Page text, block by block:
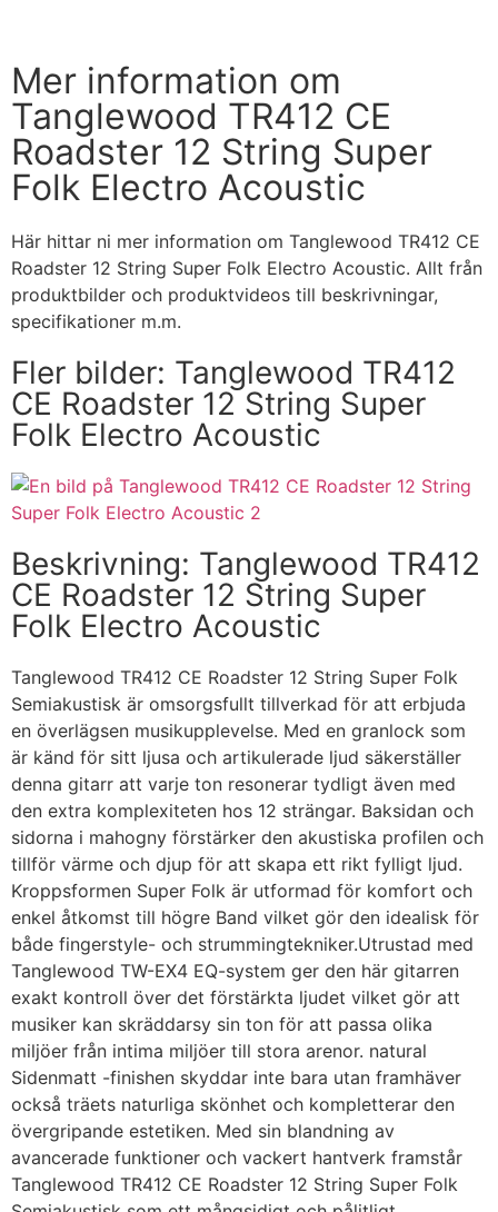
Mer information om
Tanglewood TR412 CE
Roadster 12 String Super
Folk Electro Acoustic
Här hittar ni mer information om Tanglewood TR412 CE
Roadster 12 String Super Folk Electro Acoustic. Allt från
produktbilder och produktvideos till beskrivningar,
specifikationer m.m.
Fler bilder: Tanglewood TR412
CE Roadster 12 String Super
Folk Electro Acoustic
Beskrivning: Tanglewood TR412
CE Roadster 12 String Super
Folk Electro Acoustic
Tanglewood TR412 CE Roadster 12 String Super Folk
Semiakustisk är omsorgsfullt tillverkad för att erbjuda
en överlägsen musikupplevelse. Med en granlock som
är känd för sitt ljusa och artikulerade ljud säkerställer
denna gitarr att varje ton resonerar tydligt även med
den extra komplexiteten hos 12 strängar. Baksidan och
sidorna i mahogny förstärker den akustiska profilen och
tillför värme och djup för att skapa ett rikt fylligt ljud.
Kroppsformen Super Folk är utformad för komfort och
enkel åtkomst till högre Band vilket gör den idealisk för
både fingerstyle- och strummingtekniker.Utrustad med
Tanglewood TW-EX4 EQ-system ger den här gitarren
exakt kontroll över det förstärkta ljudet vilket gör att
musiker kan skräddarsy sin ton för att passa olika
miljöer från intima miljöer till stora arenor. natural
Sidenmatt -finishen skyddar inte bara utan framhäver
också träets naturliga skönhet och kompletterar den
övergripande estetiken. Med sin blandning av
avancerade funktioner och vackert hantverk framstår
Tanglewood TR412 CE Roadster 12 String Super Folk